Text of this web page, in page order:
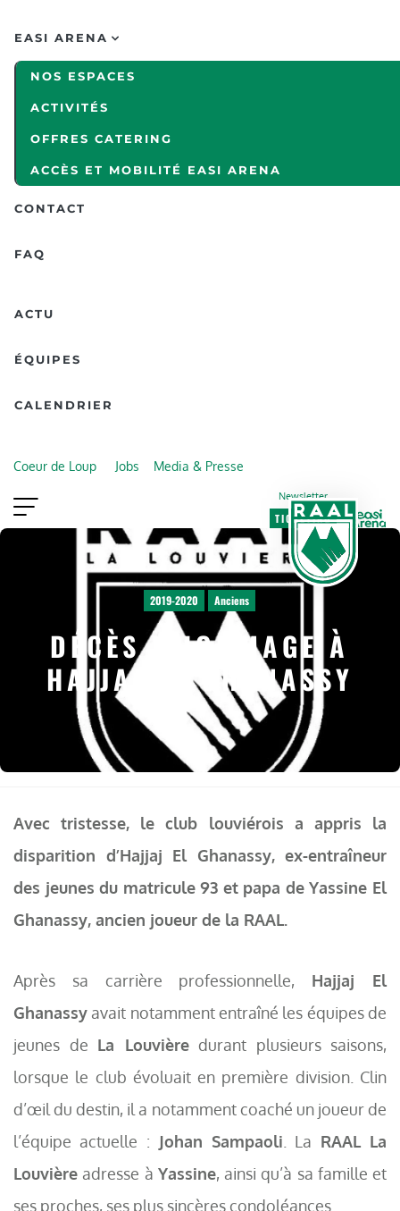
EASI ARENA
NOS ESPACES
ACTIVITÉS
OFFRES CATERING
ACCÈS ET MOBILITÉ EASI ARENA
CONTACT
FAQ
ACTU
ÉQUIPES
CALENDRIER
Coeur de Loup Jobs Media & Presse
Newsletter
TICKETING
VIP
FAN SHOP
2019-2020 Anciens
DÉCÈS | HOMMAGE À
HAJJAJ EL GHANASSY
Avec tristesse, le club louviérois a appris la
disparition d’Hajjaj El Ghanassy, ex-entraîneur
des jeunes du matricule 93 et papa de Yassine El
Ghanassy, ancien joueur de la RAAL.
Après sa carrière professionnelle, Hajjaj El
Ghanassy avait notamment entraîné les équipes de
jeunes de La Louvièredurant plusieurs saisons,
lorsque le club évoluait en première division. Clin
d’œil du destin, il a notamment coaché un joueur de
l’équipe actuelle : Johan Sampaoli . La RAAL La
Louvière adresse à Yassine, ainsi qu’à sa famille et
ses proches, ses plus sincères condoléances.